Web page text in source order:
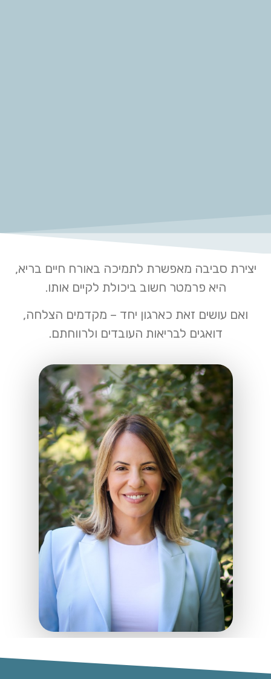
יצירת סביבה מאפשרת לתמיכה באורח חיים בריא,
היא פרמטר חשוב ביכולת לקיים אותו.
ואם עושים זאת כארגון יחד – מקדמים הצלחה,
דואגים לבריאות העובדים ולרווחתם.